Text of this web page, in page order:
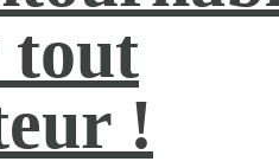
tout
!